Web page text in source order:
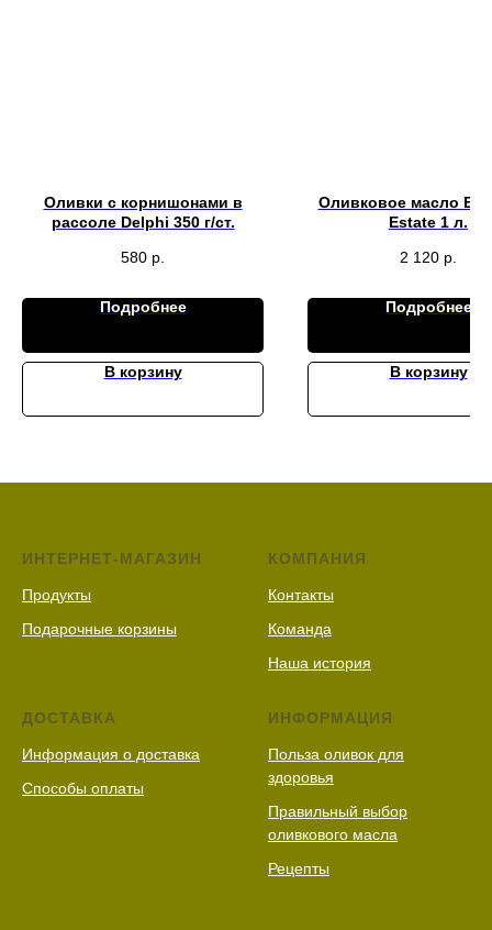
Оливки с корнишонами в
рассоле Delphi 350 г/ст.
580 р.
Подробнее
В корзину
Оливковое масло
Estate 1 л.
2 120 р.
Подробнее
В корзину
ИНТЕРНЕТ-МАГАЗИН
Продукты
Подарочные корзины
КОМПАНИЯ
Контакты
Команда
Наша история
ДОСТАВКА
Информация о доставка
Способы оплаты
ИНФОРМАЦИЯ
Польза оливок для
здоровья
Правильный выбор
оливкового масла
Рецепты